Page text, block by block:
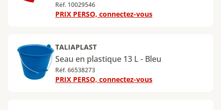
Réf. 10029546
PRIX PERSO, connectez-vous
TALIAPLAST
Seau en plastique 13 L - Bleu
Réf. 66538273
PRIX PERSO, connectez-vous